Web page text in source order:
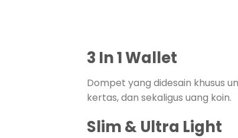
3 In 1 Wallet
Dompet yang didesain khusus
kertas, dan sekaligus uang koin.
Slim & Ultra Light